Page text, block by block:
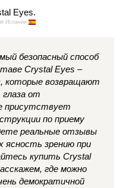
Испании
безопасный способ
Crystal Eyes –
которые возвращают
от
присутствует
по приему
реальные отзывы
ясность зрению при
купить Crystal
где можно
демократичной